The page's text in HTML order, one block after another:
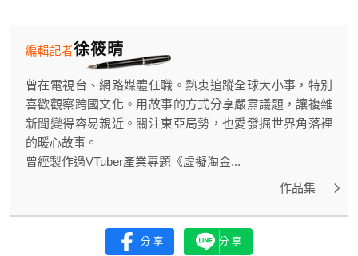
徐筱晴
編輯記者
曾在電視台、網路媒體任職。熱衷追蹤全球大小事，特別
喜歡觀察跨國文化。用故事的方式分享嚴肅議題，讓複雜
新聞變得容易親近。關注東亞局勢，也愛發掘世界角落裡
的暖心故事。
曾經製作過VTuber產業專題《虛擬淘金...
作品集
分享 分享